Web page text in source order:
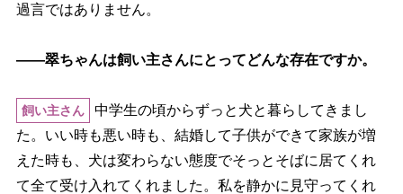
過言ではありません。
――翠ちゃんは飼い主さんにとってどんな存在ですか。
飼い主さん
中学生の頃からずっと犬と暮らしてきまし
た。いい時も悪い時も、結婚して子供ができて家族が増
えた時も、犬は変わらない態度でそっとそばに居てくれ
て全て受け入れてくれました。私を静かに見守ってくれ